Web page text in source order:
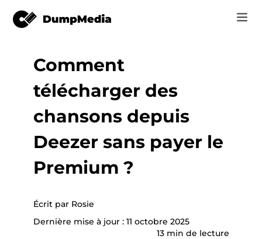
Music
de
YouTube
Vidéo
Outils en ligne
Spotify en mp3
Apple Musique à MP3
Suno à MP3
Boutique
Comment
Assistance
Se connecter
S'inscrire
Comment
télécharger des
chansons depuis
Deezer sans payer le
Premium ?
Écrit par Rosie
Dernière mise à jour : 11 octobre 2025
13 min de lecture